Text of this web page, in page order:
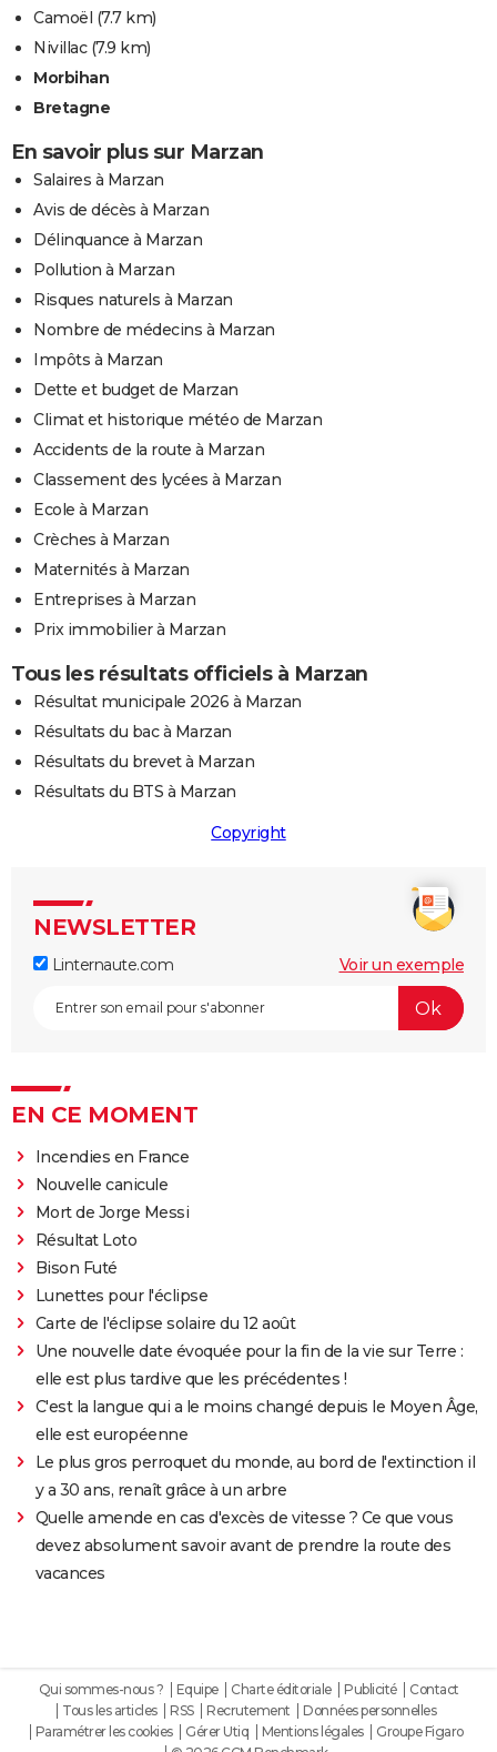
Camoël (7.7 km)
Nivillac(7.9 km)
Morbihan
Bretagne
En savoir plus sur Marzan
Salaires à Marzan
Avis de décès à Marzan
Délinquance à Marzan
Pollution à Marzan
Risques naturels à Marzan
Nombre de médecins à Marzan
Impôts à Marzan
Dette et budget de Marzan
Climat et historique météo de Marzan
Accidents de la route à Marzan
Classement des lycées à Marzan
Ecole à Marzan
Crèches à Marzan
Maternités à Marzan
Entreprises à Marzan
Prix immobilier à Marzan
Tous les résultats officiels à Marzan
Résultat municipale 2026 à Marzan
Résultats du bac à Marzan
Résultats du brevet à Marzan
Résultats du BTS à Marzan
Copyright
NEWSLETTER
Linternaute.com Voir un exemple
EN CE MOMENT
Incendies en France
Nouvelle canicule
Mort de Jorge Messi
Résultat Loto
Bison Futé
Lunettes pour l'éclipse
Carte de l'éclipse solaire du 12 août
Une nouvelle date évoquée pour la fin de la vie sur Terre :
elle est plus tardive que les précédentes !
C'est la langue qui a le moins changé depuis le Moyen Âge,
elle est européenne
Le plus gros perroquet du monde, au bord de l'extinction il
y a 30 ans, renaît grâce à un arbre
Quelle amende en cas d'excès de vitesse ? Ce que vous
devez absolument savoir avant de prendre la route des
vacances
Qui sommes-nous ? Equipe Charte éditoriale Publicité
Contact
Tous les articles
RSS Recrutement
Données personnelles
Paramétrer les cookies
Gérer Utiq Mentions légales
Groupe Figaro